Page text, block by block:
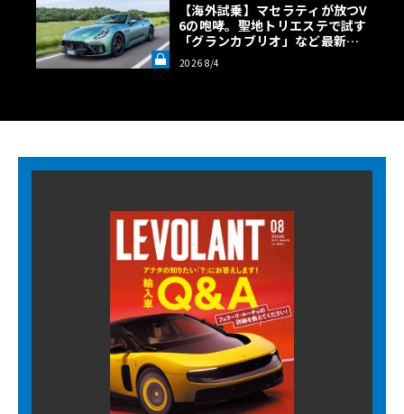
【海外試乗】マセラティが放つV
6の咆哮。聖地トリエステで試す
「グランカブリオ」など最新ト
ロフェオ3台の官能評価《LE VO
LANT LAB》
2026 8/4